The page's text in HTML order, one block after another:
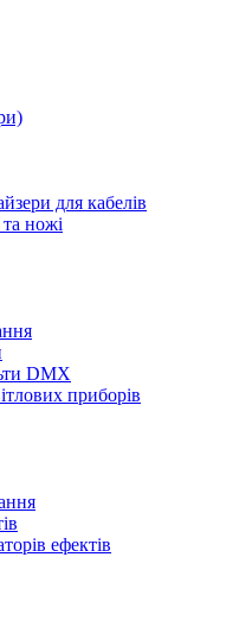
для кабелів
ножі
DMX
приборів
ефектів